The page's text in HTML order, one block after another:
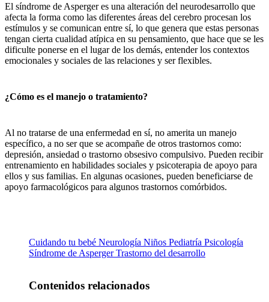
El síndrome de Asperger es una alteración del neurodesarrollo que
afecta la forma como las diferentes áreas del cerebro procesan los
estímulos y se comunican entre sí, lo que genera que estas personas
tengan cierta cualidad atípica en su pensamiento, que hace que se les
dificulte ponerse en el lugar de los demás, entender los contextos
emocionales y sociales de las relaciones y ser flexibles.
¿Cómo es el manejo o tratamiento?
Al no tratarse de una enfermedad en sí, no amerita un manejo
específico, a no ser que se acompañe de otros trastornos como:
depresión, ansiedad o trastorno obsesivo compulsivo. Pueden recibir
entrenamiento en habilidades sociales y psicoterapia de apoyo para
ellos y sus familias. En algunas ocasiones, pueden beneficiarse de
apoyo farmacológicos para algunos trastornos comórbidos.
Cuidando tu bebé Neurología Niños Pediatría Psicología
Síndrome de AspergerTrastorno del desarrollo
Contenidos relacionados